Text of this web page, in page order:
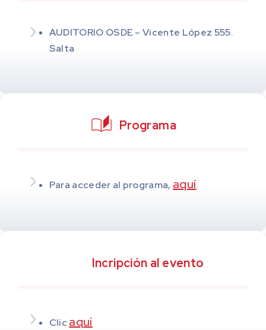
AUDITORIO OSDE – Vicente López 555.
Salta
Programa
Para acceder al programa, aquí.
Incripción al evento
Clicaquí